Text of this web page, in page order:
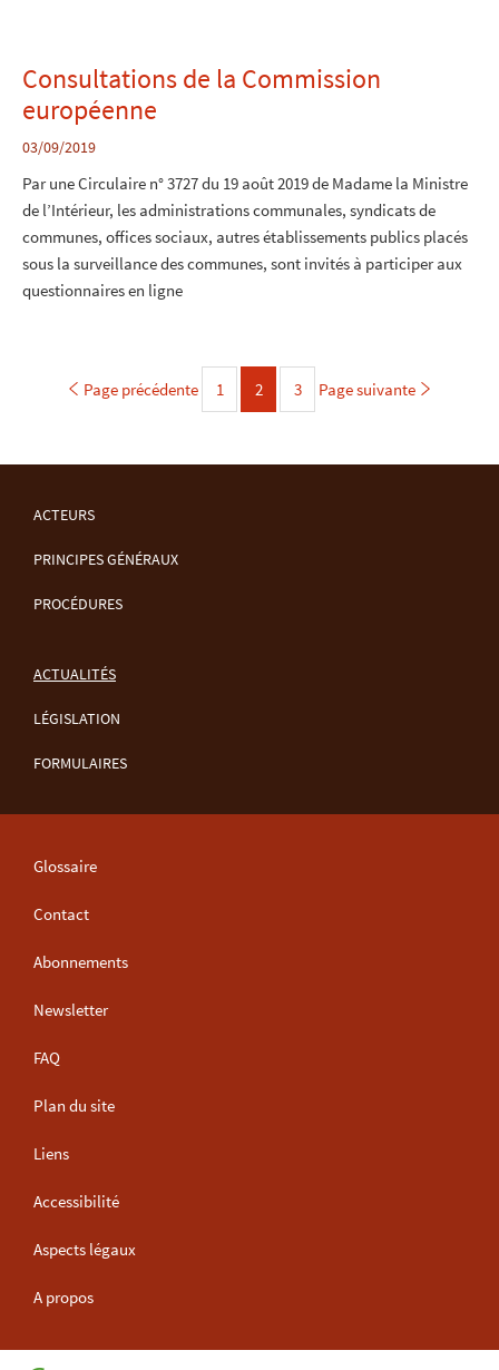
Consultations de la Commission
européenne
03/09/2019
Par une Circulaire n° 3727 du 19 août 2019 de Madame la Ministre
de l’Intérieur, les administrations communales, syndicats de
communes, offices sociaux, autres établissements publics placés
sous la surveillance des communes, sont invités à participer aux
questionnaires en ligne
Page précédente Page
1 Page
2 Page
3 Page suivante
MENU
DE
ACTEURS
PRINCIPES GÉNÉRAUX
PROCÉDURES
ACTUALITÉS
LÉGISLATION
FORMULAIRES
Glossaire
Contact
Abonnements
Newsletter
FAQ
Plan du site
Liens
Accessibilité
Aspects légaux
A propos